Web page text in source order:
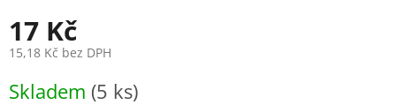
17 Kč
15,18 Kč bez DPH
cena:
Skladem (5 ks)